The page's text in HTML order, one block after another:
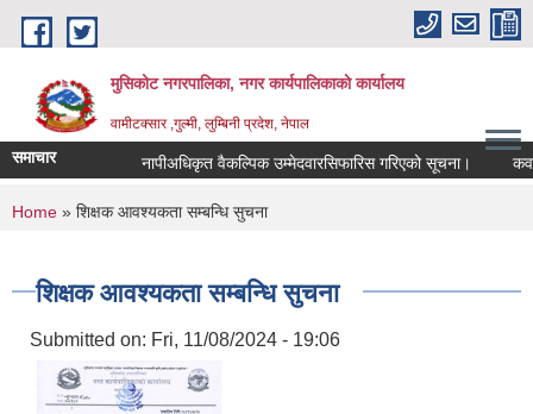
Skip to main content
मुसिकोट नगरपालिका, नगर कार्यपालिकाकाे कार्यालय
वामीटक्सार ,गुल्मी, लुम्बिनी प्रदेश, नेपाल
समाचार नापीअधिकृत वैकल्पिक उम्मेदवारसिफारिस गरिएको सूचना। कवाडी
You are here
Home » शिक्षक आवश्यकता सम्बन्धि सुचना
शिक्षक आवश्यकता सम्बन्धि सुचना
Submitted on: Fri, 11/08/2024 - 19:06